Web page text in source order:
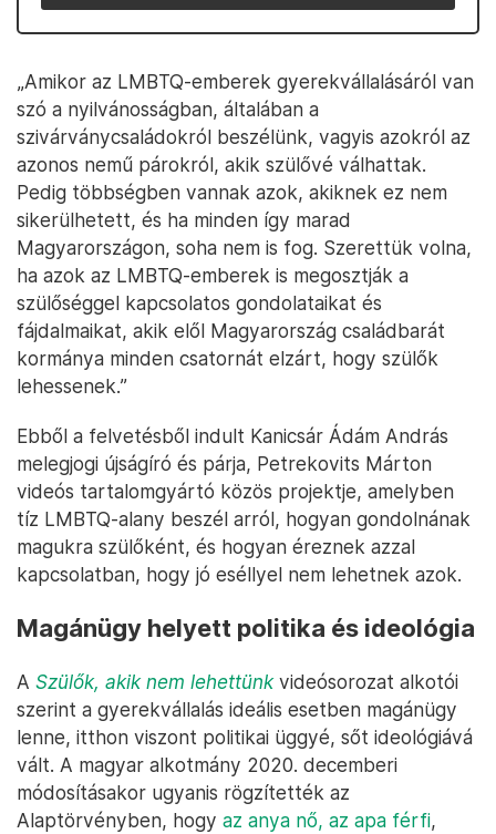
„Amikor az LMBTQ-emberek gyerekvállalásáról van
szó a nyilvánosságban, általában a
szivárványcsaládokról beszélünk, vagyis azokról az
azonos nemű párokról, akik szülővé válhattak.
Pedig többségben vannak azok, akiknek ez nem
sikerülhetett, és ha minden így marad
Magyarországon, soha nem is fog. Szerettük volna,
ha azok az LMBTQ-emberek is megosztják a
szülőséggel kapcsolatos gondolataikat és
fájdalmaikat, akik elől Magyarország családbarát
kormánya minden csatornát elzárt, hogy szülők
lehessenek.”
Ebből a felvetésből indult Kanicsár Ádám András
melegjogi újságíró és párja, Petrekovits Márton
videós tartalomgyártó közös projektje, amelyben
tíz LMBTQ-alany beszél arról, hogyan gondolnának
magukra szülőként, és hogyan éreznek azzal
kapcsolatban, hogy jó eséllyel nem lehetnek azok.
Magánügy helyett politika és ideológia
A Szülők, akik nem lehettünkvideósorozat alkotói
szerint a gyerekvállalás ideális esetben magánügy
lenne, itthon viszont politikai üggyé, sőt ideológiává
vált. A magyar alkotmány 2020. decemberi
módosításakor ugyanis rögzítették az
Alaptörvényben, hogy az anya nő, az apa férfi,